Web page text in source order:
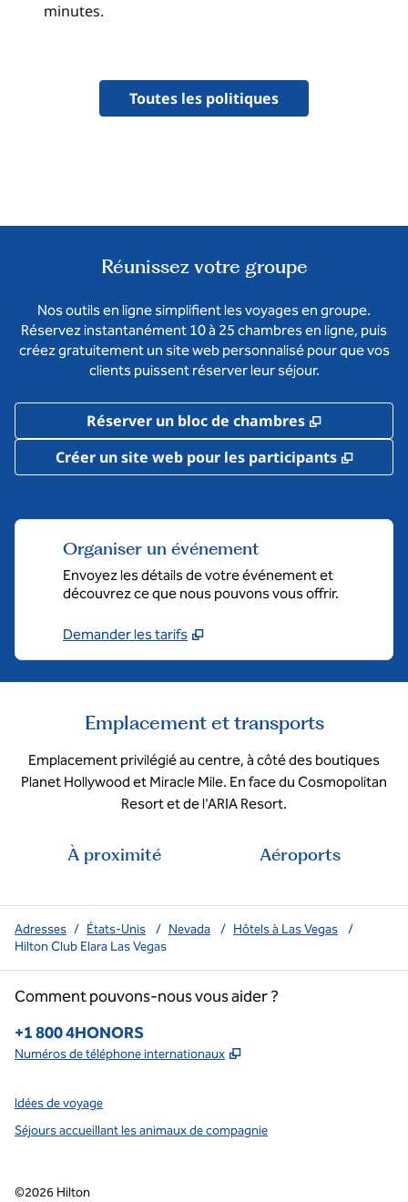
minutes.
Toutes les politiques
Réunissez votre groupe
Nos outils en ligne simplifient les voyages en groupe.
Réservez instantanément 10 à 25 chambres en ligne, puis
créez gratuitement un site web personnalisé pour que vos
clients puissent réserver leur séjour.
Réserver un bloc de chambres ,
Créer un site web pour les participants
,
Organiser un événement
Envoyez les détails de votre événement et
découvrez ce que nous pouvons vous offrir.
Demander les tarifs
Emplacement et transports
Emplacement privilégié au centre, à côté des boutiques
Planet Hollywood et Miracle Mile. En face du Cosmopolitan
Resort et de l'ARIA Resort.
À proximité Aéroports
Adresses / États-Unis / Nevada / Hôtels à Las Vegas
/
Hilton Club Elara Las Vegas
Comment pouvons-nous vous aider ?
Téléphone :
+1 800 4HONORS
Numéros de téléphone internationaux ,
Idées de voyage
Séjours accueillant les animaux de compagnie
©2026 Hilton